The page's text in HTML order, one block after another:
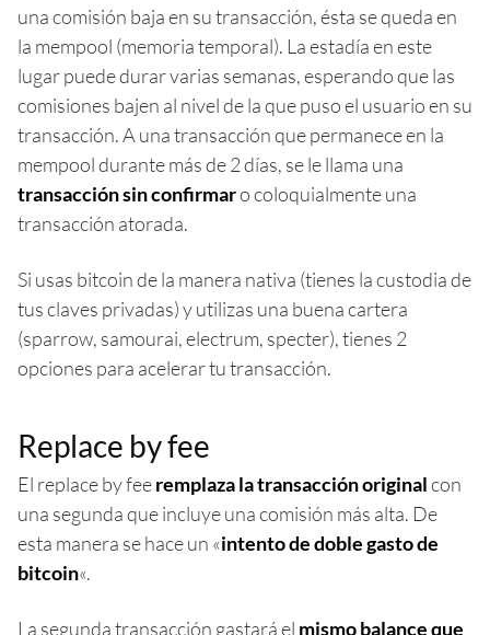
una comisión baja en su transacción, ésta se queda en
la mempool (memoria temporal). La estadía en este
lugar puede durar varias semanas, esperando que las
comisiones bajen al nivel de la que puso el usuario en su
transacción. A una transacción que permanece en la
mempool durante más de 2 días, se le llama una
transacción sin confirmaro coloquialmente una
transacción atorada.
Si usas bitcoin de la manera nativa (tienes la custodia de
tus claves privadas) y utilizas una buena cartera
(sparrow, samourai, electrum, specter), tienes 2
opciones para acelerar tu transacción.
Replace by fee
El replace by feeremplaza la transacción originalcon
una segunda que incluye una comisión más alta. De
esta manera se hace un «intento de doble gasto de
bitcoin«.
La segunda transacción gastará el mismo balance que